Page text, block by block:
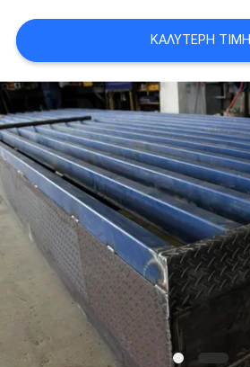
SITEMAP
ΠΟΛΙΤΙΚΉ
ΜΥΣΤΙΚΌΤΗΤΑΣ
ΚΑΛΎΤΕΡΗ ΤΙΜΉ